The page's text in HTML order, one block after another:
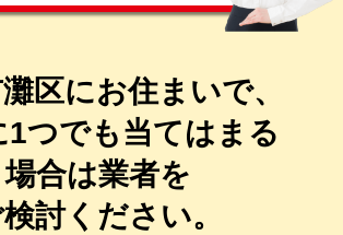
区にお住まいで、
1つでも当てはまる
場合は業者を
討ください。